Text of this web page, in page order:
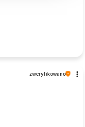
zweryfikowano